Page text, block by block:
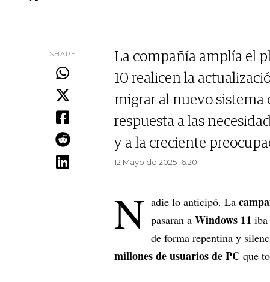
SHARE
La compañía amplía el
10 realicen la
migrar al nuevo sistema
respuesta a las
y a la creciente
12 Mayo de 2025 16.20
N adie lo anticipó. La
pasaran a Windows 11
de forma repentina y
millones de usuarios de PC que